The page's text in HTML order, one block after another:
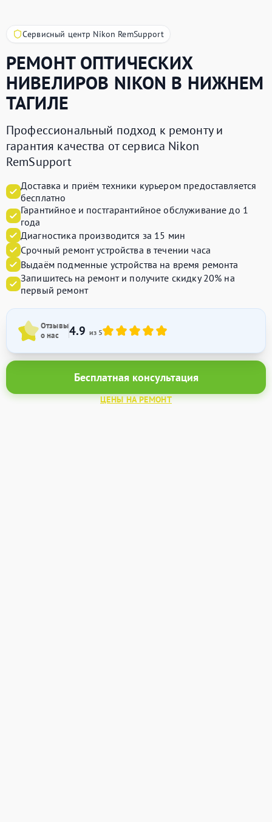
Сервисный центр Nikon RemSupport
РЕМОНТ ОПТИЧЕСКИХ
НИВЕЛИРОВ NIKON В НИЖНЕМ
ТАГИЛЕ
Профессиональный подход к ремонту и
гарантия качества от сервиса Nikon
RemSupport
Доставка и приём техники курьером предоставляется
бесплатно
Гарантийное и постгарантийное обслуживание до 1
года
Диагностика производится за 15 мин
Срочный ремонт устройства в течении часа
Выдаём подменные устройства на время ремонта
Запишитесь на ремонт и получите скидку 20% на
первый ремонт
Отзывы
о нас
4.9 из 5
Бесплатная консультация
ЦЕНЫ НА РЕМОНТ